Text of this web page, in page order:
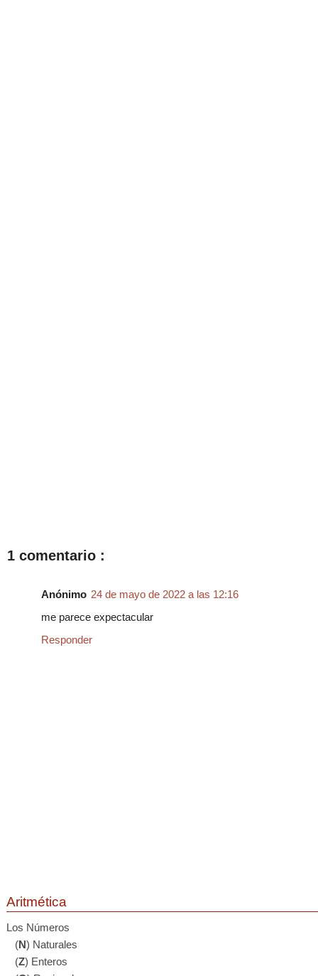
1 comentario :
Anónimo 24 de mayo de 2022 a las 12:16
me parece expectacular
Responder
Aritmética
Los Números
(N) Naturales
(Z) Enteros